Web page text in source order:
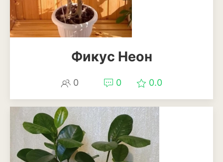
Фикус Неон
0 0 0.0